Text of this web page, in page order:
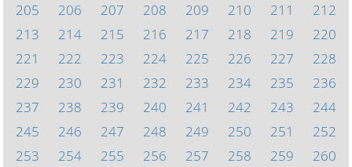
205
206 207 208 209 210 211
212
213
214 215 216 217 218 219
220
221
222 223 224 225 226 227
228
229
230 231 232 233 234 235
236
237
238 239 240 241 242 243
244
245
246 247 248 249 250 251
252
253
254 255 256 257 258 259
260